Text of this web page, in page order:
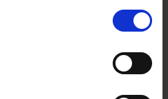
with the short flange focal length.